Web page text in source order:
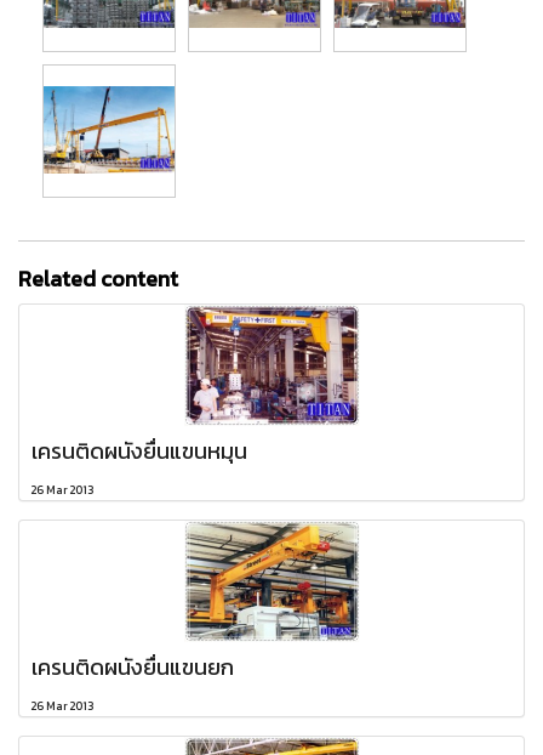
Related content
เครนติดผนังยื่นแขนหมุน
26 Mar 2013
เครนติดผนังยื่นแขนยก
26 Mar 2013